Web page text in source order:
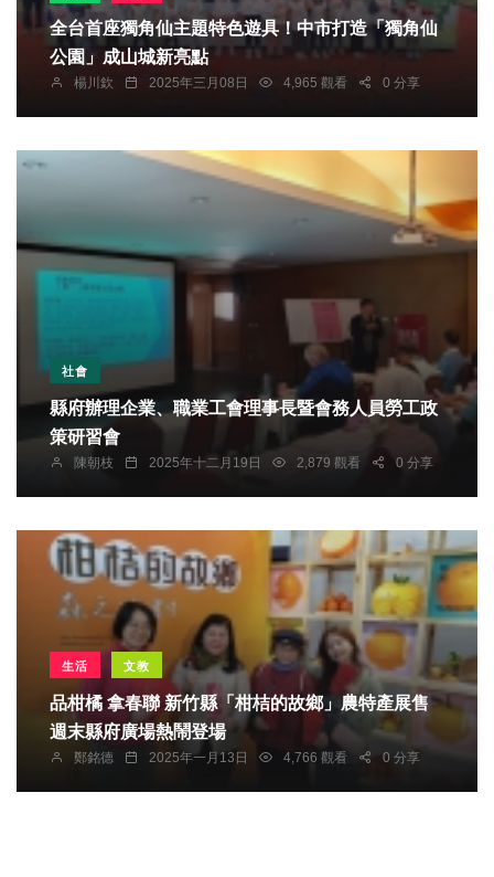
全台首座獨角仙主題特色遊具！中市打造「獨角仙
公園」成山城新亮點
楊川欽 2025年三月08日 4,965 觀看 0 分享
社會
縣府辦理企業、職業工會理事長暨會務人員勞工政
策研習會
陳朝枝 2025年十二月19日 2,879 觀看 0 分享
生活 文教
品柑橘 拿春聯 新竹縣「柑桔的故鄉」農特產展售
週末縣府廣場熱鬧登場
鄭銘德 2025年一月13日 4,766 觀看 0 分享